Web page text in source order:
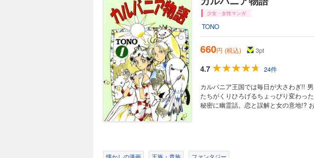
少女・女性マンガ
TONO
660円 (税込) 3pt
4.7
24件
カルバニア王国では毎日が大さわぎ!!
たちがくりひろげるちょっぴり変わ
秘密に幽霊話。恋と誤解と女の意地!?
懐かしの漫画 王族・貴族 ファンタジー